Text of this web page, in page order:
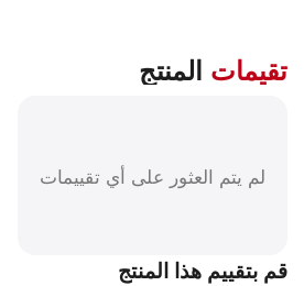
تقيمات المنتج
لم يتم العثور على أي تقييمات
قم بتقييم هذا المنتج